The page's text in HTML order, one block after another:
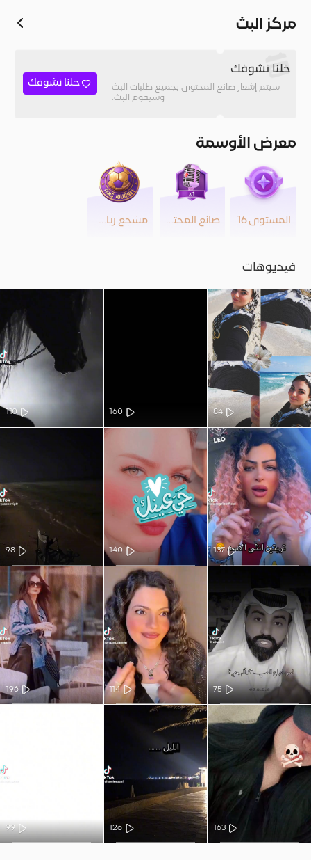
مركز البث
خلنا نشوفك
سيتم إشعار صانع المحتوى بجميع طلبات البث
وسيقوم البث.
خلنا نشوفك
معرض الأوسمة
المستوى 16 صانع المحتوى مشجع رياضي
فيديوهات
84
160
110
137
140
98
75
114
196
163
126
99